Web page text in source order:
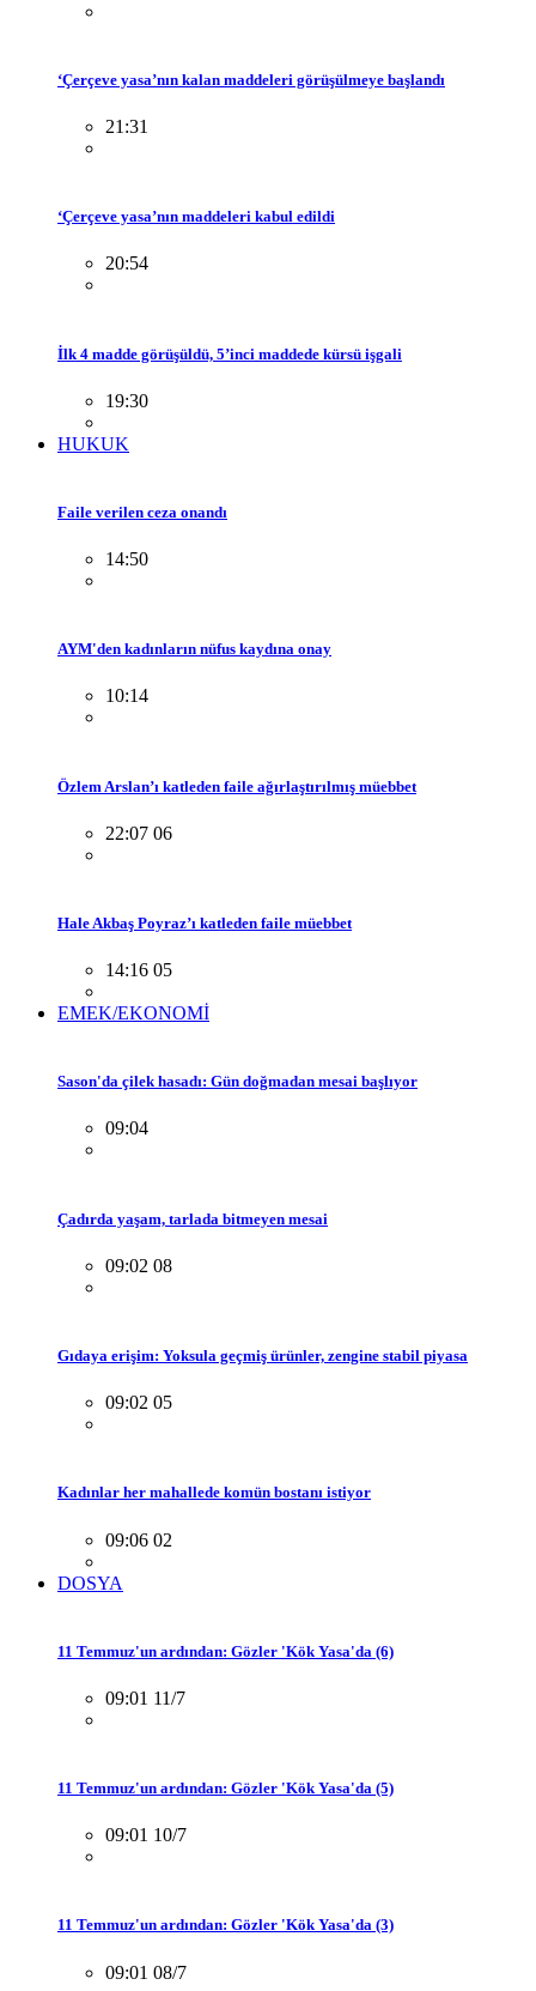
‘Çerçeve yasa’nın kalan maddeleri görüşülmeye başlandı
21:31
‘Çerçeve yasa’nın maddeleri kabul edildi
20:54
İlk 4 madde görüşüldü, 5’inci maddede kürsü işgali
19:30
HUKUK
Faile verilen ceza onandı
14:50
AYM'den kadınların nüfus kaydına onay
10:14
Özlem Arslan’ı katleden faile ağırlaştırılmış müebbet
22:07 06
Hale Akbaş Poyraz’ı katleden faile müebbet
14:16 05
EMEK/EKONOMİ
Sason'da çilek hasadı: Gün doğmadan mesai başlıyor
09:04
Çadırda yaşam, tarlada bitmeyen mesai
09:02 08
Gıdaya erişim: Yoksula geçmiş ürünler, zengine stabil piyasa
09:02 05
Kadınlar her mahallede komün bostanı istiyor
09:06 02
DOSYA
11 Temmuz'un ardından: Gözler 'Kök Yasa'da (6)
09:01 11/7
11 Temmuz'un ardından: Gözler 'Kök Yasa'da (5)
09:01 10/7
11 Temmuz'un ardından: Gözler 'Kök Yasa'da (3)
09:01 08/7